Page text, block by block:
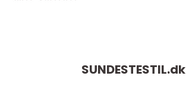
SUNDESTESTIL.dk